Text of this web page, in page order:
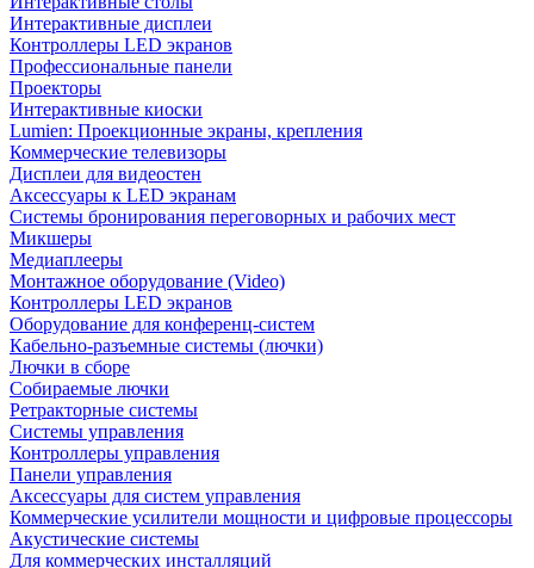
Интерактивные дисплеи
Контроллеры LED экранов
Профессиональные панели
Проекторы
Интерактивные киоски
Lumien: Проекционные экраны, крепления
Коммерческие телевизоры
Дисплеи для видеостен
Аксессуары к LED экранам
Системы бронирования переговорных и рабочих мест
Микшеры
Медиаплееры
Монтажное оборудование (Video)
Контроллеры LED экранов
Оборудование для конференц-систем
Кабельно-разъемные системы (лючки)
Лючки в сборе
Собираемые лючки
Ретракторные системы
Системы управления
Контроллеры управления
Панели управления
Аксессуары для систем управления
Коммерческие усилители мощности и цифровые процессоры
Акустические системы
Для коммерческих инсталляций